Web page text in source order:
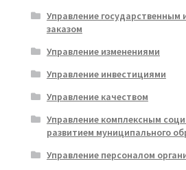
Управление
заказом
Управление изменениями
Управление инвестициями
Управление качеством
Управление комплексным
развитием муниципального
Управление персоналом